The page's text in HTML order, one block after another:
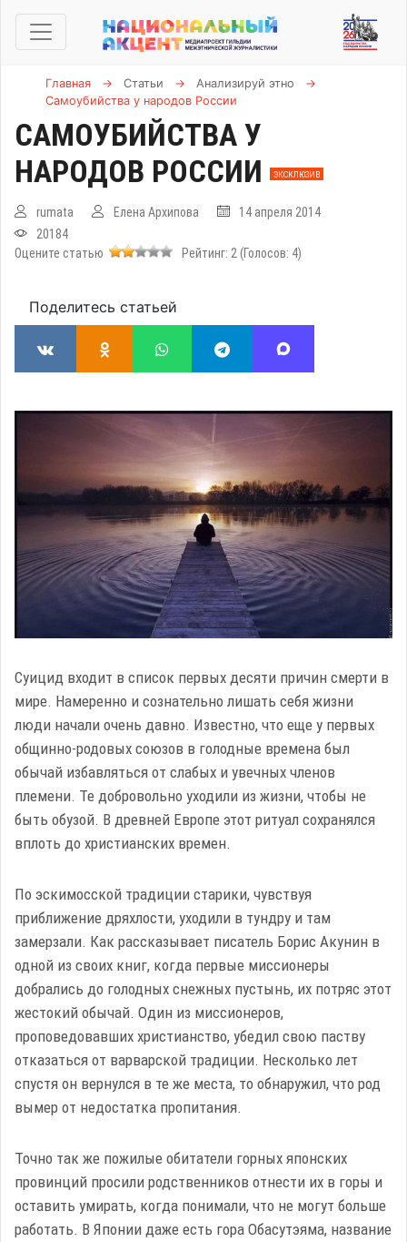
Главная → Статьи → Анализируй этно
→
Самоубийства у народов России
САМОУБИЙСТВА У
НАРОДОВ РОССИИ
ЭКСКЛЮЗИВ
rumata Елена Архипова
14 апреля 2014
20184
Оцените статью
Рейтинг: 2 (Голосов: 4)
Поделитесь статьей
Суицид входит в список первых десяти причин смерти в
мире. Намеренно и сознательно лишать себя жизни
люди начали очень давно. Известно, что еще у первых
общинно-родовых союзов в голодные времена был
обычай избавляться от слабых и увечных членов
племени. Те добровольно уходили из жизни, чтобы не
быть обузой. В древней Европе этот ритуал сохранялся
вплоть до христианских времен.
По эскимосской традиции старики, чувствуя
приближение дряхлости, уходили в тундру и там
замерзали. Как рассказывает писатель Борис Акунин в
одной из своих книг, когда первые миссионеры
добрались до голодных снежных пустынь, их потряс этот
жестокий обычай. Один из миссионеров,
проповедовавших христианство, убедил свою паству
отказаться от варварской традиции. Несколько лет
спустя он вернулся в те же места, то обнаружил, что род
вымер от недостатка пропитания.
Точно так же пожилые обитатели горных японских
провинций просили родственников отнести их в горы и
оставить умирать, когда понимали, что не могут больше
работать. В Японии даже есть гора Обасутэяма, название